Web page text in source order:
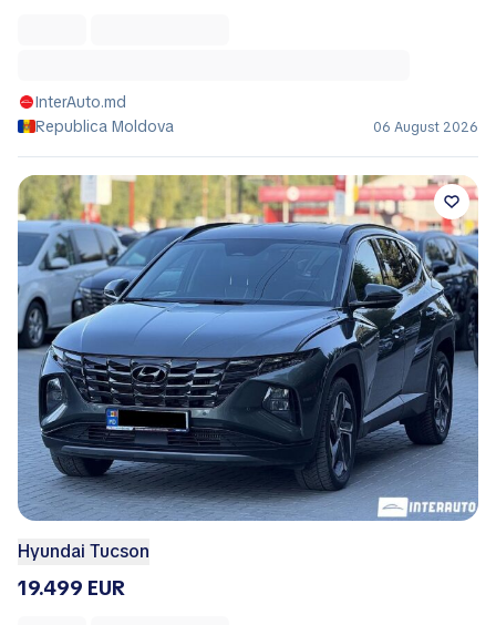
InterAuto.md
Republica Moldova
06 August 2026
Hyundai Tucson
19.499 EUR